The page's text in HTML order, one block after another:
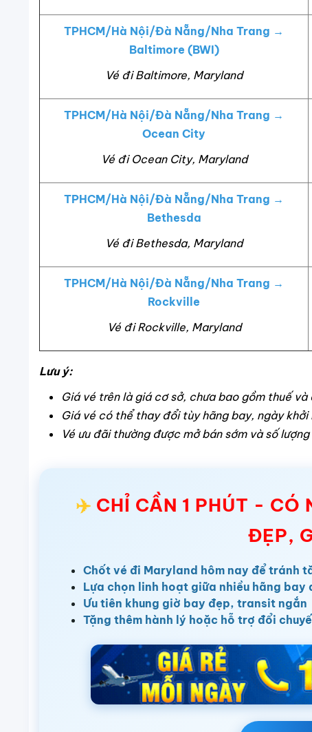
TPHCM/Hà Nội/Đà Nẵng/Nha Trang →
Baltimore (BWI)
Vé đi Baltimore, Maryland
TPHCM/Hà Nội/Đà Nẵng/Nha Trang →
Ocean City
Vé đi Ocean City, Maryland
TPHCM/Hà Nội/Đà Nẵng/Nha Trang →
Bethesda
Vé đi Bethesda, Maryland
TPHCM/Hà Nội/Đà Nẵng/Nha Trang →
Rockville
Vé đi Rockville, Maryland
Lưu ý:
Giá vé trên là giá cơ sở, chưa bao gồm thuế
Giá vé có thể thay đổi tùy hãng bay, ngày
Vé ưu đãi thường được mở bán sớm và số
✈️ CHỈ CẦN 1 PHÚT - CÓ
ĐẸP,
Chốt vé đi Maryland hôm nay để tránh
Lựa chọn linh hoạt giữa nhiều hãng bay
Ưu tiên khung giờ bay đẹp, transit ngắn
Tặng thêm hành lý hoặc hỗ trợ đổi